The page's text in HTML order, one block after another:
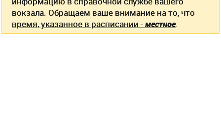
вокзала. Обращаем ваше внимание на то, что
время, указанное в расписании -местное.